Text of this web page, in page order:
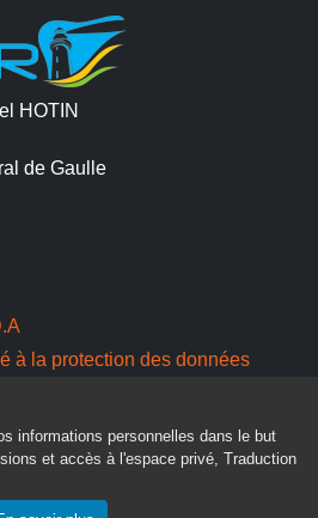
informations personnelles dans le but
et accès à l'espace privé, Traduction
HOTIN
de Gaulle
à la protection des données